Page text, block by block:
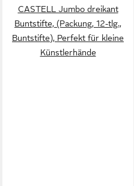
CASTELL Jumbo dreikant
Buntstifte, (Packung, 12-tlg.,
Buntstifte), Perfekt für kleine
Künstlerhände